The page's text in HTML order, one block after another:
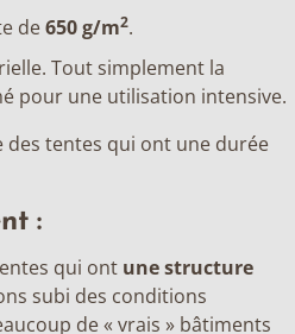
de650 g/m2.
Tout simplement la
pour une utilisation intensive.
tentes qui ont une durée
:
qui ont une structure
subi des conditions
de « vrais » bâtiments